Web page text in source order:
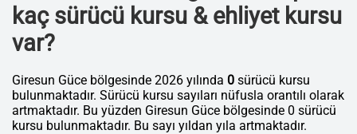
kaç sürücü kursu & ehliyet kursu
var?
Giresun Güce bölgesinde 2026 yılında 0 sürücü kursu
bulunmaktadır. Sürücü kursu sayıları nüfusla orantılı olarak
artmaktadır. Bu yüzden Giresun Güce bölgesinde 0 sürücü
kursu bulunmaktadır. Bu sayı yıldan yıla artmaktadır.